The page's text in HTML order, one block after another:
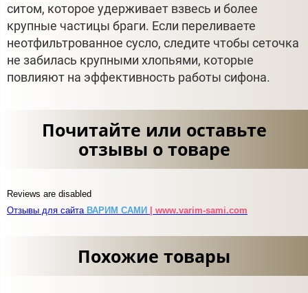
ситом, которое удерживает взвесь и более
крупные частицы браги. Если переливаете
неотфильтрованное сусло, следите чтобы сеточка
не забилась крупными хлопьями, которые
повлияют на эффективность работы сифона.
Почитайте или оставьте
отзывы о товаре
Reviews are disabled
Отзывы для сайта ВАРИМ САМИ | www.varim-sami.com
Похожие товары